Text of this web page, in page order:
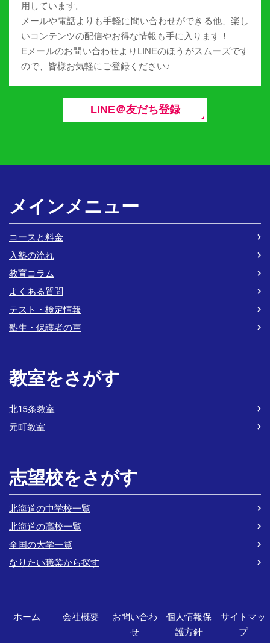
用しています。
メールや電話よりも手軽に問い合わせができる他、楽し
いコンテンツの配信やお得な情報も手に入ります！
Eメールのお問い合わせよりLINEのほうがスムーズです
ので、皆様お気軽にご登録ください♪
LINE＠友だち登録
メインメニュー
コースと料金
入塾の流れ
教育コラム
よくある質問
テスト・検定情報
塾生・保護者の声
教室をさがす
北15条教室
元町教室
志望校をさがす
北海道の中学校一覧
北海道の高校一覧
全国の大学一覧
なりたい職業から探す
ホーム 会社概要
お問い合わ
せ
個人情報保
護方針
サイトマッ
プ